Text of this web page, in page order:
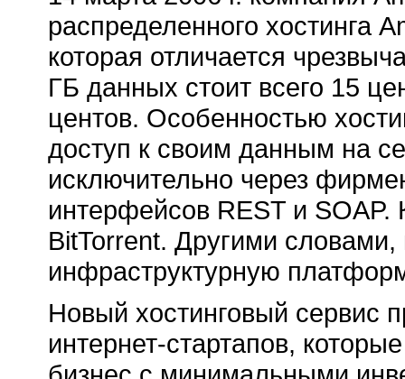
распределенного хостинга
которая отличается
ГБ данных стоит всего 15
центов. Особенностью
доступ к своим данным на
исключительно через
интерфейсов REST и SOAP.
BitTorrent. Другими
инфраструктурную
Новый хостинговый сервис
интернет-стартапов,